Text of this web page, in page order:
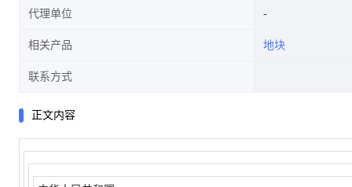
代理单位
相关产品 地块
联系方式
正文内容